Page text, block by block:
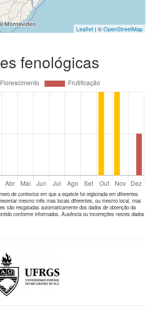
Leaflet | ©OpenStreetMap
fenológicas
de contextos em que a espécie foi registrada em diferentes
mesmo mês mas locais diferentes, ou mesmo local, mas
são resgatadas automaticamente dos dados de obtenção da
conforme informados. Ausência ou incorreções nestes dados